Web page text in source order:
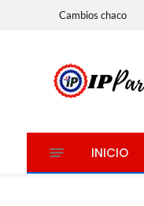
Cambios chaco
INICIO